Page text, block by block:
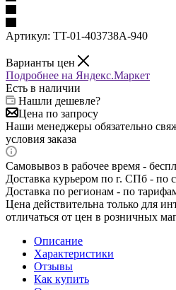
Артикул: TT-01-403738A-940
Варианты цен
Подробнее на Яндекс.Маркет
Есть в наличии
Нашли дешевле?
Цена по запросу
Наши менеджеры обязательно
условия заказа
Самовывоз в рабочее время -
Доставка курьером по г. СПб - по
Доставка по регионам - по
Цена действительна только для
отличаться от цен в розничных
Описание
Характеристики
Отзывы
Как купить